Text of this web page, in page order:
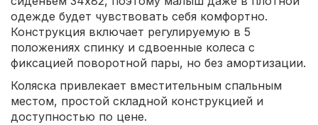
одежде будет чувствовать себя комфортно.
Конструкция включает регулируемую в 5
положениях спинку и сдвоенные колеса с
фиксацией поворотной пары, но без амортизации.
Коляска привлекает вместительным спальным
местом, простой складной конструкцией и
доступностью по цене.